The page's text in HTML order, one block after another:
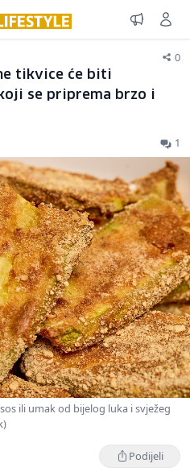
0
tikvice će biti
se priprema brzo i
1
ili umak od bijelog luka i svježeg
Podijeli